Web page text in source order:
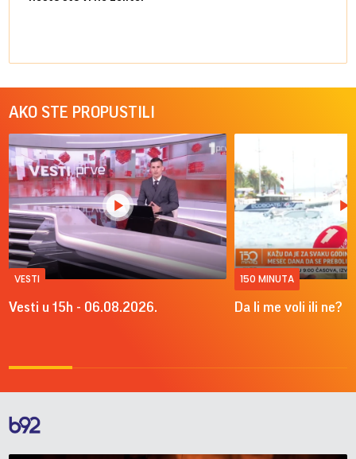
AKO STE PROPUSTILI
VESTI
Vesti u 15h - 06.08.2026.
150 MINUTA
Da li me voli ili ne?